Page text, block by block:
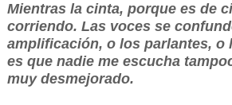
Mientras la cinta, porque es de
corriendo. Las voces se
amplificación, o los parlantes, o
es que nadie me escucha
muy desmejorado.